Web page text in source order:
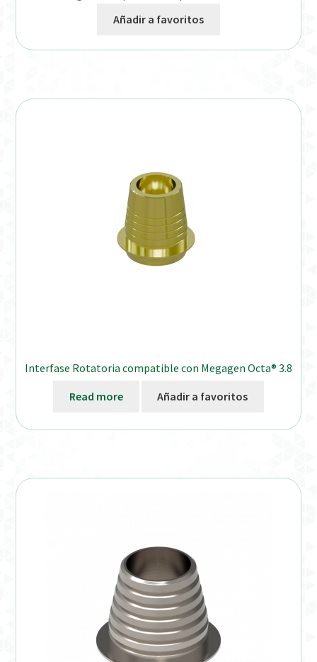
Añadir a favoritos
Interfase Rotatoria compatible con Megagen Octa® 3.8
Read more Añadir a favoritos